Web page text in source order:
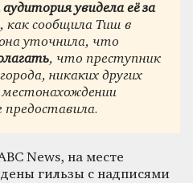
увидела её за
, как сообщила Тиш в
уточнила, что
, что преступник
никаких других
предоставила.
News, на месте
гильзы с надписями